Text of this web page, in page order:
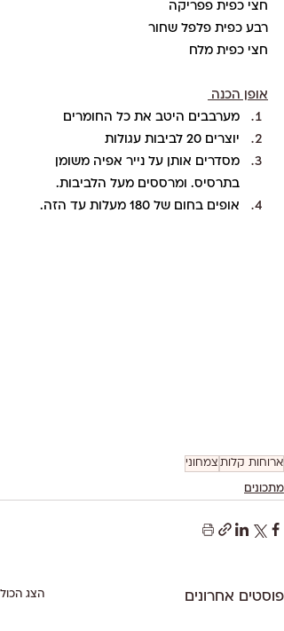
חצי כפית פפריקה
רבע כפית פלפל שחור
חצי כפית מלח
אופן הכנה
מערבבים היטב את כל החומרים
יוצרים 20 לביבות עגולות
מסדרים אותן על נייר אפיה משומן
בתרסיס. ומרססים מעל הלביבות.
אופים בחום של 180 מעלות עד הזה.
ארוחות קלות צמחוני
מתכונים
פוסטים אחרונים הצג הכול